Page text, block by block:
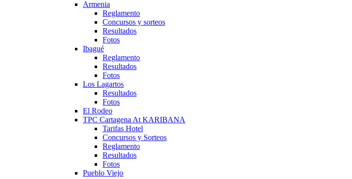
Armenia
Reglamento
Concursos y sorteos
Resultados
Fotos
Ibagué
Reglamento
Resultados
Fotos
Los Lagartos
Resultados
Fotos
El Rodeo
TPC Cartagena At KARIBANA
Tarifas Hotel
Concursos y Sorteos
Reglamento
Resultados
Fotos
Pueblo Viejo